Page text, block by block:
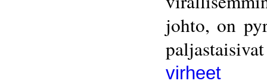
johto, on